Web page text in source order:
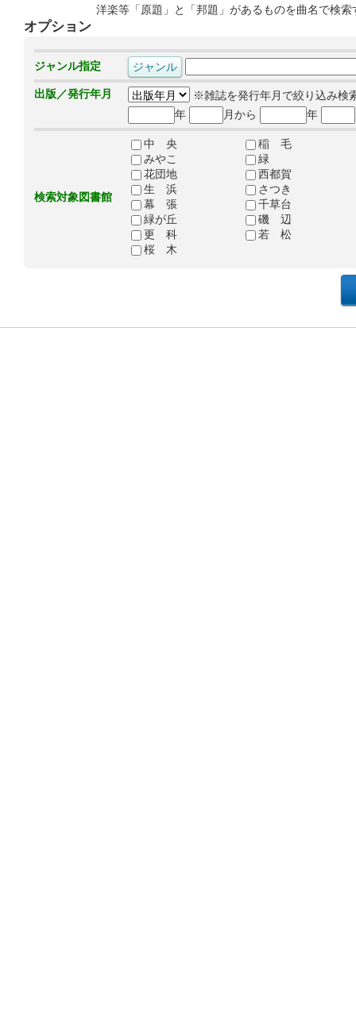
洋楽等「原題」と「邦題」があるものを曲名で検
オプション
ジャンル指定
出版／発行年月
※雑誌を発行年月で絞り込み検
年
月から 年
検索対象図書館
中 央
稲 毛
みやこ
緑
花団地
西都賀
生 浜
さつき
幕 張
千草台
緑が丘
磯 辺
更 科
若 松
桜 木